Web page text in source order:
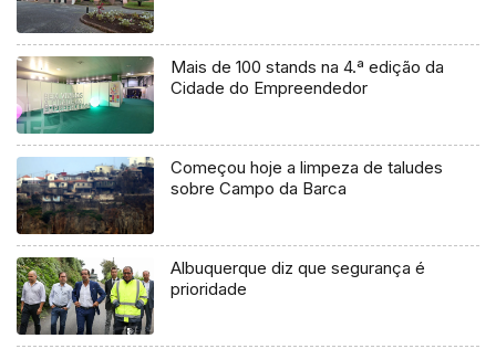
Mais de 100 stands na 4.ª edição da
Cidade do Empreendedor
Começou hoje a limpeza de taludes
sobre Campo da Barca
Albuquerque diz que segurança é
prioridade